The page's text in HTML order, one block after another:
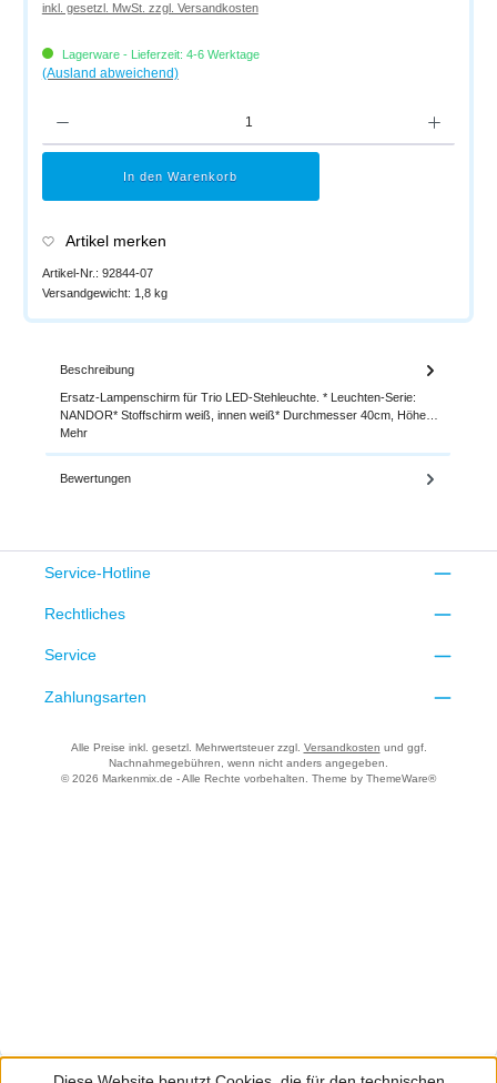
inkl. gesetzl. MwSt. zzgl. Versandkosten
Lagerware - Lieferzeit: 4-6 Werktage
(Ausland abweichend)
In den Warenkorb
Artikel merken
Artikel-Nr.: 92844-07
Versandgewicht: 1,8 kg
Beschreibung
Ersatz-Lampenschirm für Trio LED-Stehleuchte. * Leuchten-Serie:
NANDOR* Stoffschirm weiß, innen weiß* Durchmesser 40cm, Höhe…
Mehr
Bewertungen
Service-Hotline
Rechtliches
Service
Zahlungsarten
Alle Preise inkl. gesetzl. Mehrwertsteuer zzgl. Versandkosten und ggf.
Nachnahmegebühren, wenn nicht anders angegeben.
© 2026 Markenmix.de - Alle Rechte vorbehalten. Theme by ThemeWare®